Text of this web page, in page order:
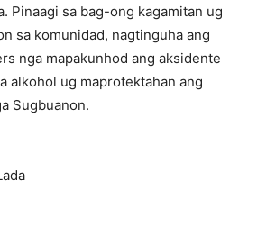
Pinaagi sa bag-ong kagamitan ug
sa komunidad, nagtinguha ang
nga mapakunhod ang aksidente
alkohol ug maprotektahan ang
Sugbuanon.